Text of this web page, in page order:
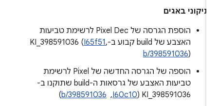
באגים
הוספת הגרסה של Pixel Dec לרשימת טביעות
האצבע של build קבוע ב-KI_398591036 (
I65f51,
b/398591036
הוספה של הגרסה החדשה של Pixel לרשימת
טביעות האצבע של גרסאות ה-build שתוקנו ב-
KI_398591036 (
I60c10
, ‏
b/398591036
)